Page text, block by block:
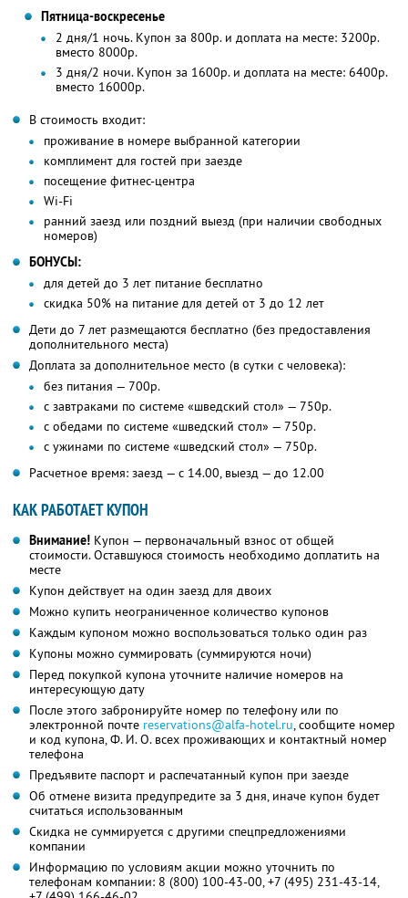
Пятница-воскресенье
2 дня/1 ночь. Купон за 800р. и доплата на месте: 3200р.
вместо 8000р.
3 дня/2 ночи. Купон за 1600р. и доплата на месте: 6400р.
вместо 16000р.
В стоимость входит:
проживание в номере выбранной категории
комплимент для гостей при заезде
посещение фитнес-центра
Wi-Fi
ранний заезд или поздний выезд (при наличии свободных
номеров)
БОНУСЫ:
для детей до 3 лет питание бесплатно
скидка 50% на питание для детей от 3 до 12 лет
Дети до 7 лет размещаются бесплатно (без предоставления
дополнительного места)
Доплата за дополнительное место (в сутки с человека):
без питания — 700р.
с завтраками по системе «шведский стол» — 750р.
с обедами по системе «шведский стол» — 750р.
с ужинами по системе «шведский стол» — 750р.
Расчетное время: заезд — с 14.00, выезд — до 12.00
КАК РАБОТАЕТ КУПОН
Внимание! Купон — первоначальный взнос от общей
стоимости. Оставшуюся стоимость необходимо доплатить на
месте
Купон действует на один заезд для двоих
Можно купить неограниченное количество купонов
Каждым купоном можно воспользоваться только один раз
Купоны можно суммировать (суммируются ночи)
Перед покупкой купона уточните наличие номеров на
интересующую дату
После этого забронируйте номер по телефону или по
электронной почте reservations@alfa-hotel.ru, сообщите номер
и код купона, Ф. И. О. всех проживающих и контактный номер
телефона
Предъявите паспорт и распечатанный купон при заезде
Об отмене визита предупредите за 3 дня, иначе купон будет
считаться использованным
Скидка не суммируется с другими спецпредложениями
компании
Информацию по условиям акции можно уточнить по
телефонам компании: 8 (800) 100-43-00,+7 (495) 231-43-14,